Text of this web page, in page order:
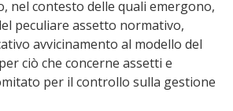
nel contesto delle quali emergono,
peculiare assetto normativo,
avvicinamento al modello del
ciò che concerne assetti e
per il controllo sulla gestione